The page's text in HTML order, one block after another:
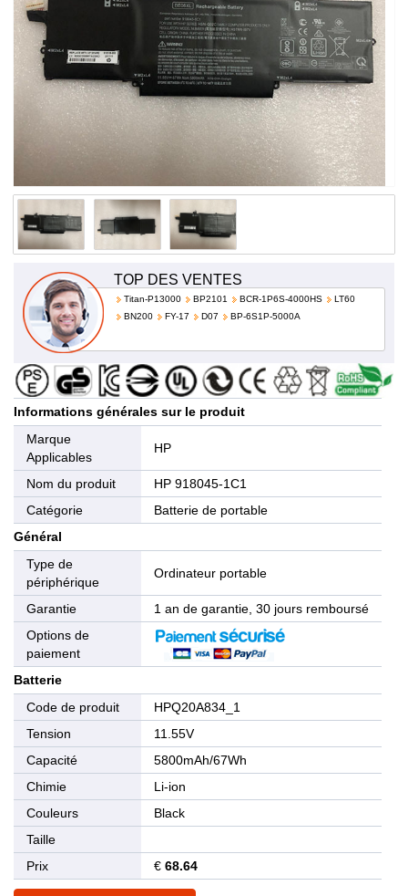
TOP DES VENTES
Titan-P13000 BP2101 BCR-1P6S-4000HS
LT60
BN200
FY-17 D07 BP-6S1P-5000A
Informations générales sur le produit
Marque
Applicables
HP
Nom du produit
HP 918045-1C1
Catégorie
Batterie de portable
Général
Type de
périphérique
Ordinateur portable
Garantie
1 an de garantie, 30 jours remboursé
Options de
paiement
Batterie
Code de produit
HPQ20A834_1
Tension
11.55V
Capacité
5800mAh/67Wh
Chimie
Li-ion
Couleurs
Black
Taille
Prix
€ 68.64